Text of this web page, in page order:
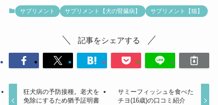
サプリメント サプリメント【犬の腎臓病】 サプリメント【猫】
記事をシェアする
狂犬病の予防接種。老犬を
免除にするため猶予証明書
サミーフィッシュを食べた
チヨ(16歳)の口コミ紹介